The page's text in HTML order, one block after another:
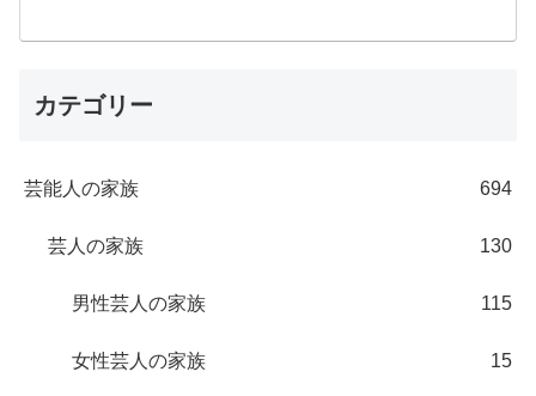
カテゴリー
芸能人の家族 694
芸人の家族 130
男性芸人の家族 115
女性芸人の家族 15